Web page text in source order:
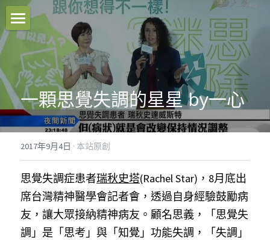
本站原創
好文推薦
影音分享
關於我們
臉書粉專
聯絡我們
Facebook
一顆思覺失調的星星 by一心
2017年9月4日 · 本站原創
思覺失調症患者瑞秋史塔(Rachel Star)，8月底出
席台灣精神醫學會記者會，透過自身經驗鼓勵病
友，讓大眾接納精神病友。顧名思義，「思覺失
調」是「思考」與「知覺」功能失調，「失調」